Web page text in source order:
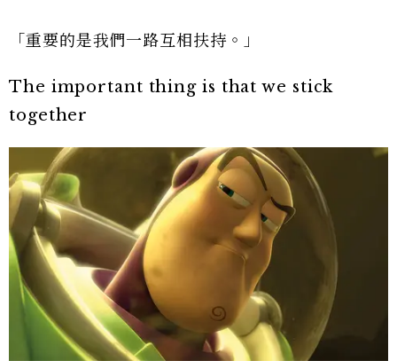
「重要的是我們一路互相扶持。」
The important thing is that we stick
together